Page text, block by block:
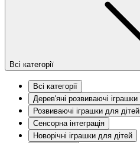
Всі категорії
Всі категорії
Дерев'яні розвиваючі іграшки
Розвиваючі іграшки для дітей
Сенсорна інтеграція
Новорічні іграшки для дітей